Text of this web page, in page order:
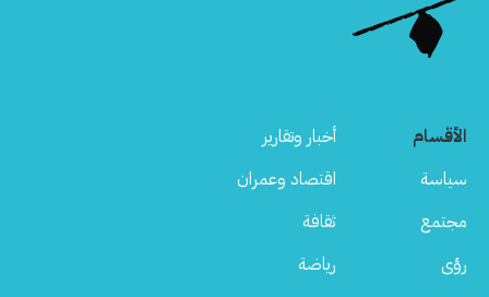
الأقسام
أخبار وتقارير
سياسة
اقتصاد وعمران
مجتمع
ثقافة
رؤى
رياضة